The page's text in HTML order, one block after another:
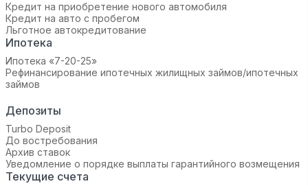
Кредит на приобретение нового автомобиля
Кредит на авто с пробегом
Льготное автокредитование
Ипотека
Ипотека «7-20-25»‬
Рефинансирование ипотечных жилищных займов/ипотечных
займов
Депозиты
Turbo Deposit
До востребования
Архив ставок
Уведомление о порядке выплаты гарантийного возмещения
Текущие счета